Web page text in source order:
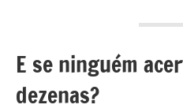
E se ninguém
dezenas?